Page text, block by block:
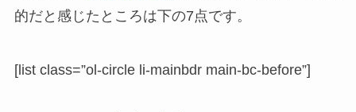
的だと感じたところは下の7点です。
[list class=”ol-circle li-mainbdr main-bc-before”]